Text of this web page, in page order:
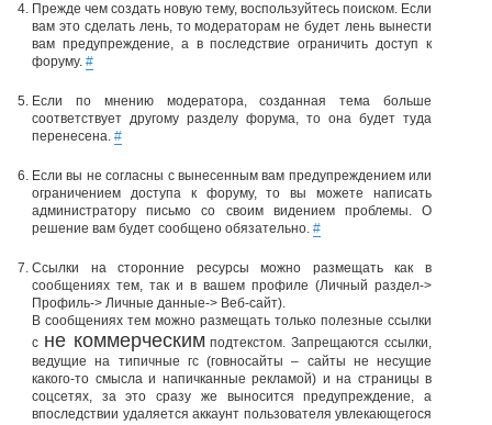
Прежде чем создать новую тему, воспользуйтесь поиском. Если
вам это сделать лень, то модераторам не будет лень вынести
вам предупреждение, а в последствие ограничить доступ к
форуму. #
Если по мнению модератора, созданная тема больше
соответствует другому разделу форума, то она будет туда
перенесена. #
Если вы не согласны с вынесенным вам предупреждением или
ограничением доступа к форуму, то вы можете написать
администратору письмо со своим видением проблемы. О
решение вам будет сообщено обязательно. #
Ссылки на сторонние ресурсы можно размещать как в
сообщениях тем, так и в вашем профиле (Личный раздел->
Профиль-> Личные данные-> Веб-сайт).
В сообщениях тем можно размещать только полезные ссылки
с не коммерческим подтекстом. Запрещаются ссылки,
ведущие на типичные гс (говносайты – сайты не несущие
какого-то смысла и напичканные рекламой) и на страницы в
соцсетях, за это сразу же выносится предупреждение, а
впоследствии удаляется аккаунт пользователя увлекающегося